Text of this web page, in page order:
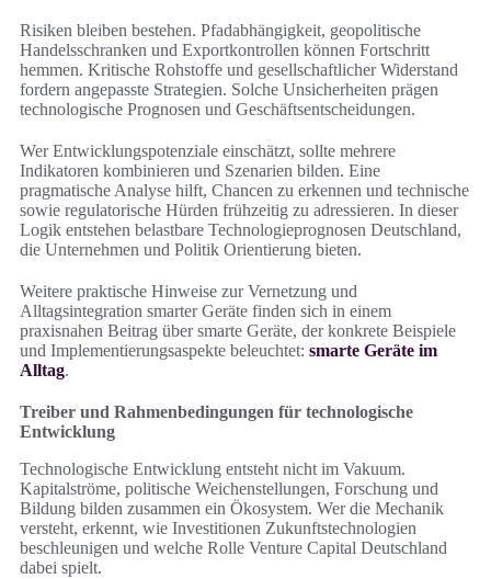
Risiken bleiben bestehen. Pfadabhängigkeit, geopolitische
Handelsschranken und Exportkontrollen können Fortschritt
hemmen. Kritische Rohstoffe und gesellschaftlicher Widerstand
fordern angepasste Strategien. Solche Unsicherheiten prägen
technologische Prognosen und Geschäftsentscheidungen.
Wer Entwicklungspotenziale einschätzt, sollte mehrere
Indikatoren kombinieren und Szenarien bilden. Eine
pragmatische Analyse hilft, Chancen zu erkennen und technische
sowie regulatorische Hürden frühzeitig zu adressieren. In dieser
Logik entstehen belastbare Technologieprognosen Deutschland,
die Unternehmen und Politik Orientierung bieten.
Weitere praktische Hinweise zur Vernetzung und
Alltagsintegration smarter Geräte finden sich in einem
praxisnahen Beitrag über smarte Geräte, der konkrete Beispiele
und Implementierungsaspekte beleuchtet: smarte Geräte im
Alltag.
Treiber und Rahmenbedingungen für technologische
Entwicklung
Technologische Entwicklung entsteht nicht im Vakuum.
Kapitalströme, politische Weichenstellungen, Forschung und
Bildung bilden zusammen ein Ökosystem. Wer die Mechanik
versteht, erkennt, wie Investitionen Zukunftstechnologien
beschleunigen und welche Rolle Venture Capital Deutschland
dabei spielt.